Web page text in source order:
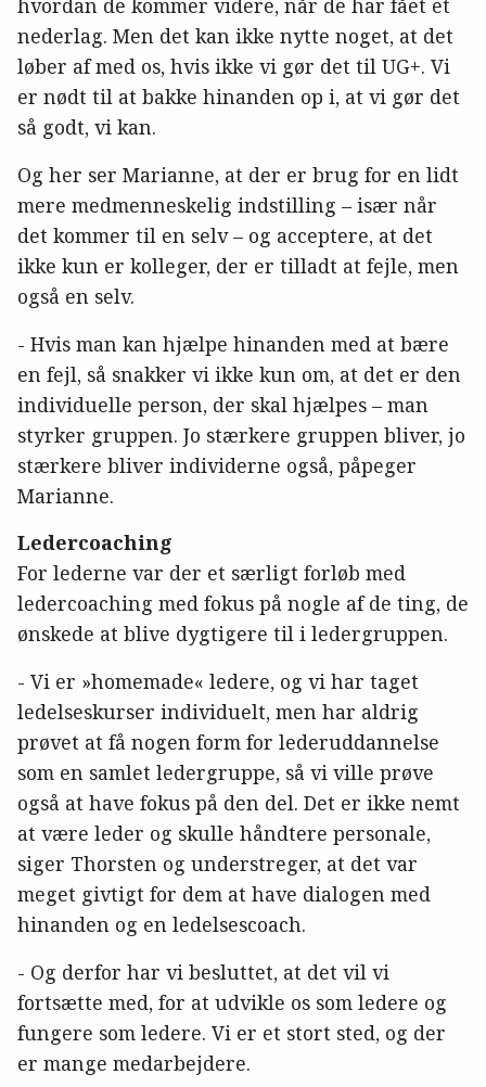
hvordan de kommer videre, når de har fået et
nederlag. Men det kan ikke nytte noget, at det
løber af med os, hvis ikke vi gør det til UG+. Vi
er nødt til at bakke hinanden op i, at vi gør det
så godt, vi kan.
Og her ser Marianne, at der er brug for en lidt
mere medmenneskelig indstilling – især når
det kommer til en selv – og acceptere, at det
ikke kun er kolleger, der er tilladt at fejle, men
også en selv.
- Hvis man kan hjælpe hinanden med at bære
en fejl, så snakker vi ikke kun om, at det er den
individuelle person, der skal hjælpes – man
styrker gruppen. Jo stærkere gruppen bliver, jo
stærkere bliver individerne også, påpeger
Marianne.
Ledercoaching
For lederne var der et særligt forløb med
ledercoaching med fokus på nogle af de ting, de
ønskede at blive dygtigere til i ledergruppen.
- Vi er »homemade« ledere, og vi har taget
ledelseskurser individuelt, men har aldrig
prøvet at få nogen form for lederuddannelse
som en samlet ledergruppe, så vi ville prøve
også at have fokus på den del. Det er ikke nemt
at være leder og skulle håndtere personale,
siger Thorsten og understreger, at det var
meget givtigt for dem at have dialogen med
hinanden og en ledelsescoach.
- Og derfor har vi besluttet, at det vil vi
fortsætte med, for at udvikle os som ledere og
fungere som ledere. Vi er et stort sted, og der
er mange medarbejdere.